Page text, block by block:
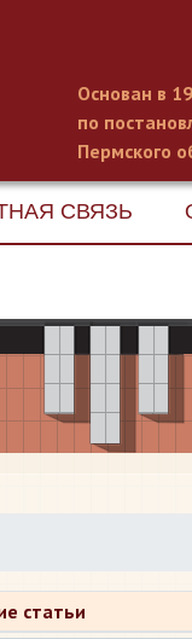
Основан в
по
Пермского
СВЯЗЬ
статьи